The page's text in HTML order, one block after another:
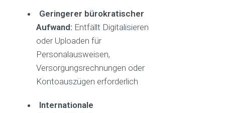
Geringerer bürokratischer
Aufwand: Entfällt Digitalisieren
oder Uploaden für
Personalausweisen,
Versorgungsrechnungen oder
Kontoauszügen erforderlich
Internationale